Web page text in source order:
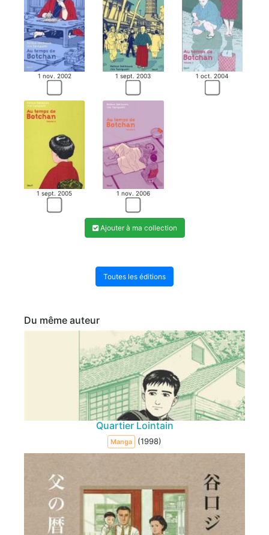
MANGA
1 nov. 2002 1 sept. 2003 1 oct. 2004
1 sept. 2005 1 nov. 2006
Ajouter à ma collection
Toutes les éditions
Du même auteur
Quartier Lointain
Manga (1998)